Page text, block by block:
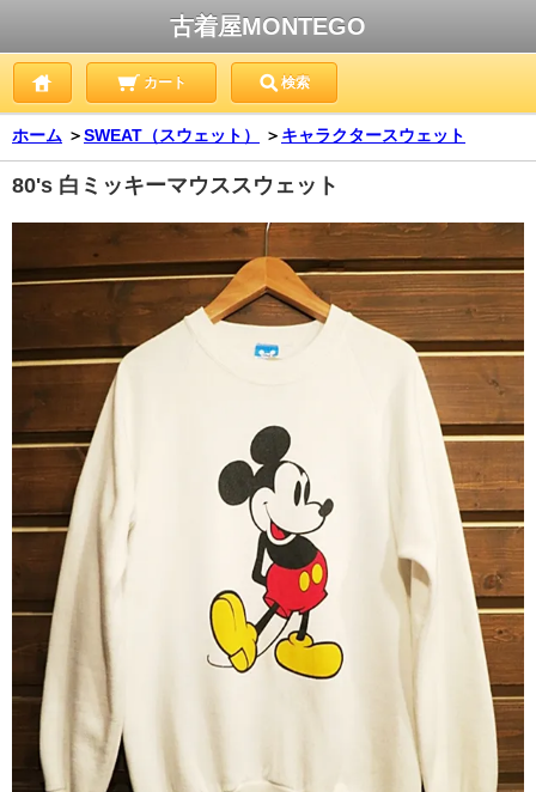
古着屋MONTEGO
カート 検索
ホーム ＞SWEAT（スウェット） ＞ キャラクタースウェット
80's 白ミッキーマウススウェット